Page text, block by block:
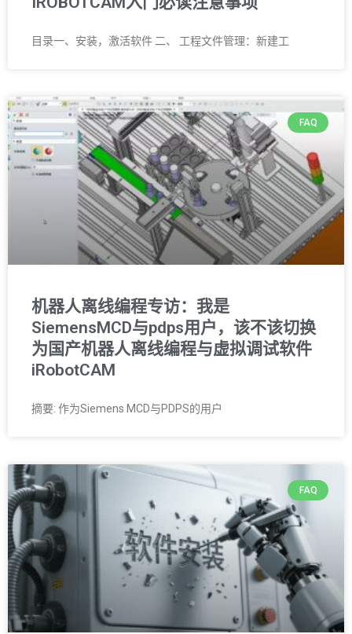
目录一、安装，激活软件 二、 工程文件管理：新建工
FAQ
机器人离线编程专访：我是
SiemensMCD与pdps用户，该不该切换
为国产机器人离线编程与虚拟调试软件
iRobotCAM
摘要: 作为Siemens MCD与PDPS的用户
FAQ